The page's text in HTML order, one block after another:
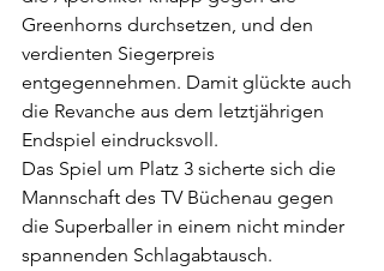
Greenhorns durchsetzen, und den
verdienten Siegerpreis
entgegennehmen. Damit glückte auch
die Revanche aus dem letztjährigen
Endspiel eindrucksvoll.
Das Spiel um Platz 3 sicherte sich die
Mannschaft des TV Büchenau gegen
die Superballer in einem nicht minder
spannenden Schlagabtausch.